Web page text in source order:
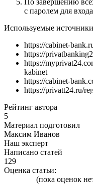
с паролем для
Используемые
https://cabinet-
https://
https://
kabinet
https://cabinet-
https://privatt24.ru/
Рейтинг автора
5
Материал подготовил
Максим Иванов
Наш эксперт
Написано статей
129
Оценка статьи:
(пока оценок